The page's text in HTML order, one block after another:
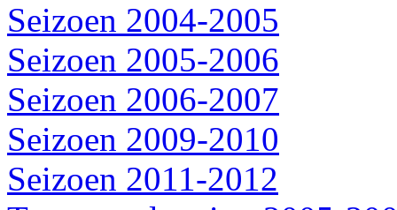
Seizoen 2004-2005
Seizoen 2005-2006
Seizoen 2006-2007
Seizoen 2009-2010
Seizoen 2011-2012